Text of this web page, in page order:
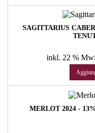
SAGITTARIUS
inkl. 22 %
MERLOT 2024 -